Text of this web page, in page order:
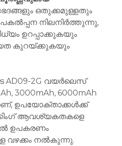
ഒതുക്കമുള്ളതും
നിലനിർത്തുന്നു,
ഉറപ്പാക്കുകയും
കുറയ്ക്കുകയും
AD09-2G വയർലെസ്
3000mAh, 6000mAh
ഉപയോക്താക്കൾക്ക്
ആവശ്യകതകളെ
ഉപകരണം
വഴക്കം നൽകുന്നു.